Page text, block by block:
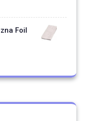
Foil